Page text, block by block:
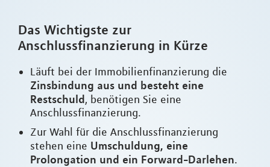
Das Wichtigste zur
Anschlussfinanzierung in Kürze
Läuft bei der Immobilienfinanzierung die
Zinsbindung aus und besteht eine
Restschuld, benötigen Sie eine
Anschlussfinanzierung.
Zur Wahl für die Anschlussfinanzierung
stehen eine Umschuldung, eine
Prolongation und ein Forward-Darlehen.